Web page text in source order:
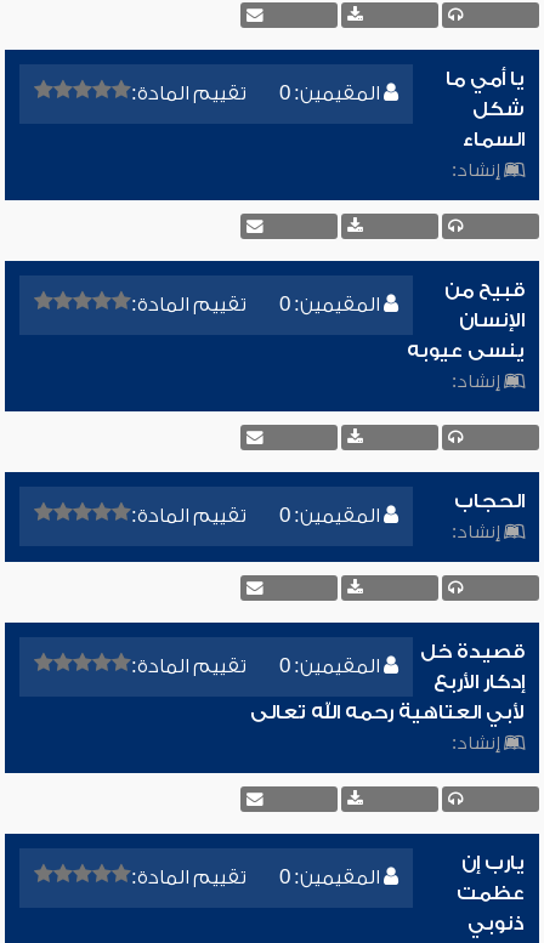
المقيمين: 0 تقييم المادة:
يا أمي ما
شكل
السماء
إنشاد:
المقيمين: 0 تقييم المادة:
قبيح من
الإنسان
ينسى عيوبه
إنشاد:
المقيمين: 0 تقييم المادة:
الحجاب
إنشاد:
المقيمين: 0 تقييم المادة:
قصيدة خل
إدكار الأربع
لأبي العتاهية رحمه الله تعالى
إنشاد:
المقيمين: 0 تقييم المادة:
يارب إن
عظمت
ذنوبي